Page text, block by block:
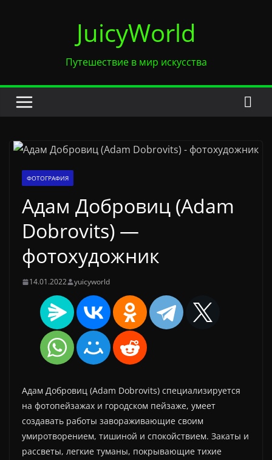
JuicyWorld
Путешествие в мир искусства
ФОТОГРАФИЯ
Адам Добровиц (Adam
Dobrovits) —
фотохудожник
14.01.2022 yuicyworld
Адам Добровиц (Adam Dobrovits) специализируется
на фотопейзажах и городском пейзаже, умеет
создавать работы завораживающие своим
умиротворением, тишиной и спокойствием. Закаты и
рассветы, легкие туманы, покрывающие тихие